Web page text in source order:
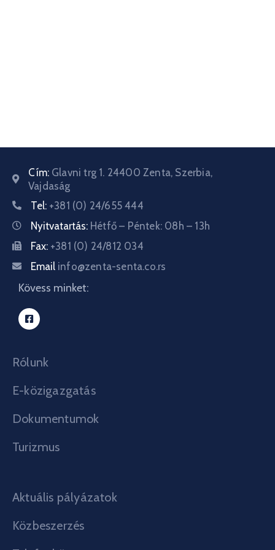
Cím: Glavni trg 1. 24400 Zenta, Szerbia,
Vajdaság
Tel: +381 (0) 24/655 444
Nyitvatartás: Hétfő – Péntek: 08h – 13h
Fax: +381 (0) 24/812 034
Email info@zenta-senta.co.rs
Kövess minket:
Rólunk
E-közigazgatás
Dokumentumok
Turizmus
Aktuális pályázatok
Közbeszerzés